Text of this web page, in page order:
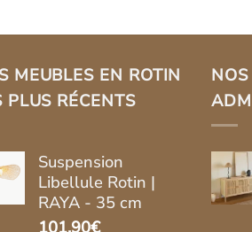
était : est :
MEUBLES EN ROTIN
PLUS RÉCENTS
Suspension
Libellule Rotin |
RAYA - 35 cm
101.90€